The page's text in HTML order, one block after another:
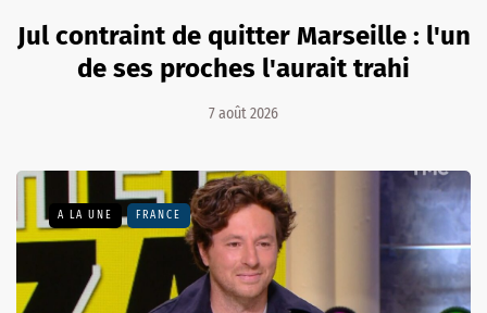
Jul contraint de quitter Marseille : l'un
de ses proches l'aurait trahi
7 août 2026
A LA UNE FRANCE